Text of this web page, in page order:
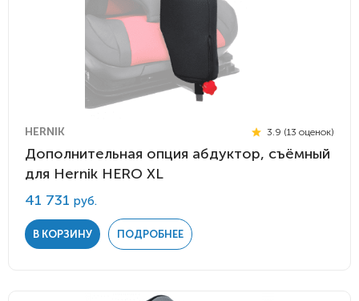
HERNIK 3.9 (13 оценок)
Дополнительная опция абдуктор, съёмный
для Hernik HERO XL
41 731 руб.
В КОРЗИНУ ПОДРОБНЕЕ